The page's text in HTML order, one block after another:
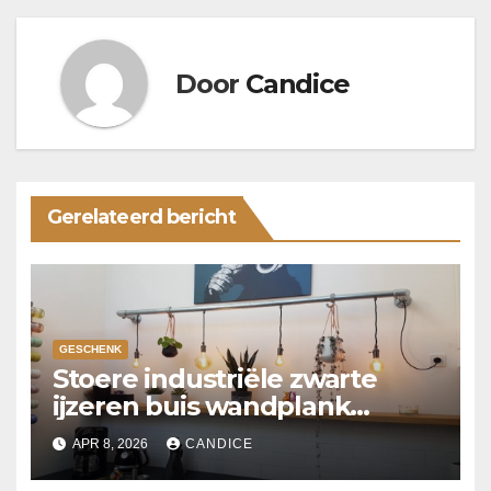
Door Candice
Gerelateerd bericht
GESCHENK
Stoere industriële zwarte
ijzeren buis wandplank
verlichting
APR 8, 2026 CANDICE